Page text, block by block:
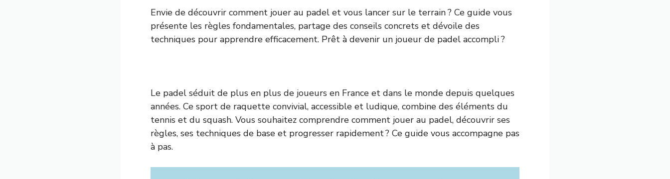
Envie de découvrir comment jouer au padel et vous lancer sur le terrain ? Ce guide vous
présente les règles fondamentales, partage des conseils concrets et dévoile des
techniques pour apprendre efficacement. Prêt à devenir un joueur de padel accompli ?
Le padel séduit de plus en plus de joueurs en France et dans le monde depuis quelques
années. Ce sport de raquette convivial, accessible et ludique, combine des éléments du
tennis et du squash. Vous souhaitez comprendre comment jouer au padel, découvrir ses
règles, ses techniques de base et progresser rapidement ? Ce guide vous accompagne pas
à pas.